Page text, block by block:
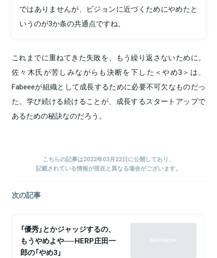
ではありませんが、ビジョンに近づくためにやめたと
いうのが3か条の共通点ですね。
これまでに重ねてきた失敗を、もう繰り返さないために。
佐々木氏が苦しみながらも決断を下した＜やめ3＞は、
Fabeeeが組織として成長するために必要不可欠なものだっ
た。学び続ける続けることが、成長するスタートアップで
あるための秘訣なのだろう。
こちらの記事は2022年03月22日に公開しており、
記載されている情報が現在と異なる場合がございます。
次の記事
「優秀」とかジャッジするの、
もうやめよや──HERP庄田一
郎の「やめ3」